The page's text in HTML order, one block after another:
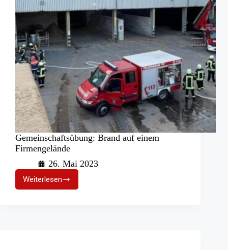
Gemeinschaftsübung: Brand auf einem
Firmengelände
26. Mai 2023
WeiterlesenGemeinschaftsübung:
Brand